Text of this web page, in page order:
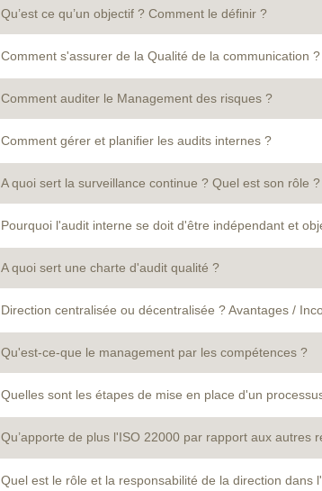
Qu’est ce qu’un objectif ? Comment le définir ?
Comment s'assurer de la Qualité de la communication ?
Comment auditer le Management des risques ?
Comment gérer et planifier les audits internes ?
A quoi sert la surveillance continue ? Quel est son rôle ?
Pourquoi l'audit interne se doit d'être indépendant et
A quoi sert une charte d'audit qualité ?
Direction cen­tralisée ou décentralisée ? Avantages /
Qu'est-ce-que le management par les compétences ?
Quelles sont les étapes de mise en place d'un
Qu’apporte de plus l'ISO 22000 par rapport aux autres
Quel est le rôle et la responsabilité de la direction dans